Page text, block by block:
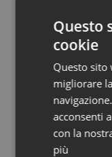
Piemonte
Provincia
Provincia
HIV
Infezioni &
Malattie rare
Questo
cookie
Questo sito
migliorare
acconsenti
con la
più